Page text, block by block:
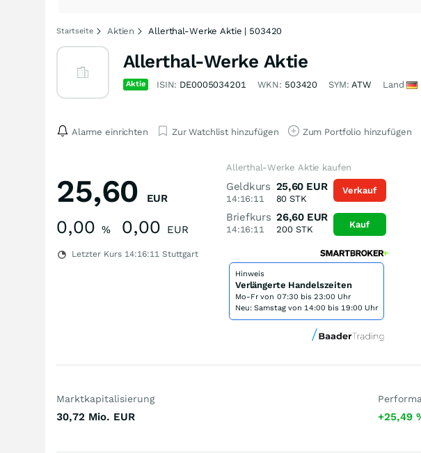
Startseite Aktien Allerthal-Werke Aktie | 503420
Allerthal-Werke Aktie
Aktie ISIN: DE0005034201 WKN: 503420 SYM:ATW Land
Alarme einrichten Zur Watchlist hinzufügen Zum Portfolio hinzufügen
25,60 EUR
0,00 % 0,00 EUR
Letzter Kurs 14:16:11 Stuttgart
Allerthal-Werke Aktie kaufen
Geldkurs
14:16:11
25,60 EUR
80 STK
Briefkurs
14:16:11
26,60 EUR
200STK
Verkauf
Kauf
Hinweis
Verlängerte Handelszeiten
Mo-Fr von 07:30 bis 23:00 Uhr
Neu: Samstag von 14:00 bis 19:00 Uhr
Marktkapitalisierung
30,72 Mio. EUR +25,49